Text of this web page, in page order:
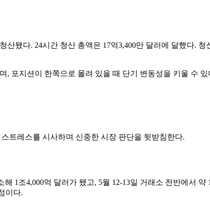
산됐다. 24시간 청산 총액은 17억3,400만 달러에 달했다.
, 포지션이 한쪽으로 몰려 있을 때 단기 변동성을 키울 수 있
트레스를 시사하며 신중한 시장 판단을 뒷받침한다.
1조4,000억 달러가 됐고, 5월 12-13일 거래소 전반에서
이다.